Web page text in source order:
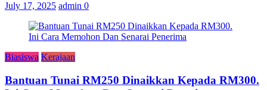
July 17, 2025 admin 0
Biasiswa Kerajaan
Bantuan Tunai RM250 Dinaikkan Kepada RM300.